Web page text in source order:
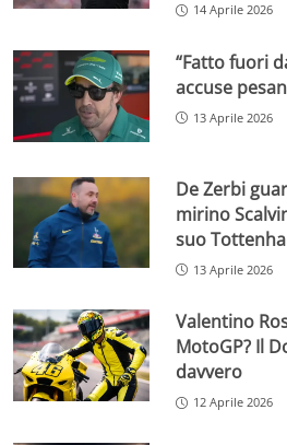
14 Aprile 2026
“Fatto fuori
accuse
13 Aprile 2026
De Zerbi
mirino
suo
13 Aprile 2026
Valentino
MotoGP? Il
davvero
12 Aprile 2026